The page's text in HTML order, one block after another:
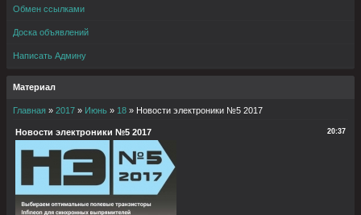
Обмен ссылками
Доска объявлений
Написать Админу
Материал
Главная » 2017 » Июнь » 18 » Новости электроники №5 2017
20:37
Новости электроники №5 2017